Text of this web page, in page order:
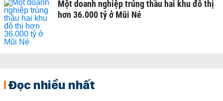
Một doanh nghiệp trúng thầu hai khu đô thị
hơn 36.000 tỷ ở Mũi Né
Đọc nhiều nhất